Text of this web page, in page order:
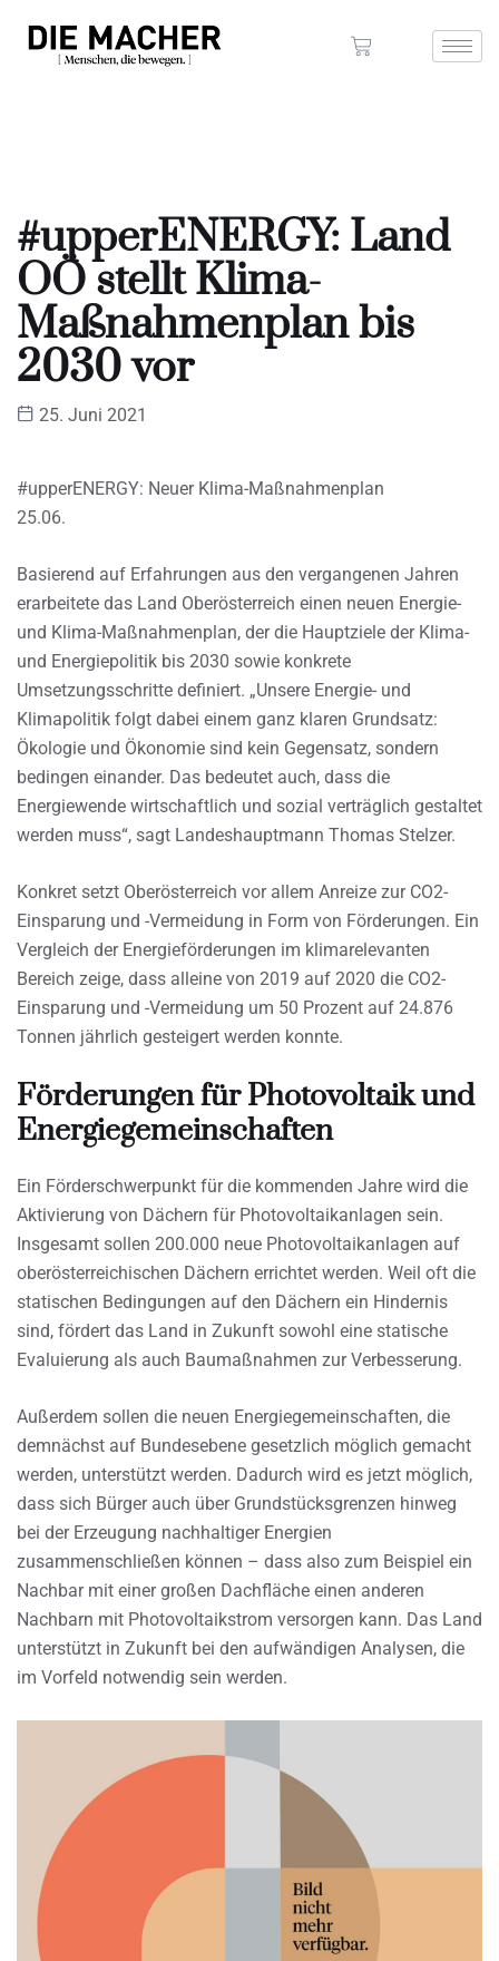
#upperENERGY: Land
OÖ stellt Klima-
Maßnahmenplan bis
2030 vor
25. Juni 2021
#upperENERGY: Neuer Klima-Maßnahmenplan
25.06.
Basierend auf Erfahrungen aus den vergangenen Jahren
erarbeitete das Land Oberösterreich einen neuen Energie-
und Klima-Maßnahmenplan, der die Hauptziele der Klima-
und Energiepolitik bis 2030 sowie konkrete
Umsetzungsschritte definiert. „Unsere Energie- und
Klimapolitik folgt dabei einem ganz klaren Grundsatz:
Ökologie und Ökonomie sind kein Gegensatz, sondern
bedingen einander. Das bedeutet auch, dass die
Energiewende wirtschaftlich und sozial verträglich gestaltet
werden muss“, sagt Landeshauptmann Thomas Stelzer.
Konkret setzt Oberösterreich vor allem Anreize zur CO2-
Einsparung und -Vermeidung in Form von Förderungen. Ein
Vergleich der Energieförderungen im klimarelevanten
Bereich zeige, dass alleine von 2019 auf 2020 die CO2-
Einsparung und -Vermeidung um 50 Prozent auf 24.876
Tonnen jährlich gesteigert werden konnte.
Förderungen für Photovoltaik und
Energiegemeinschaften
Ein Förderschwerpunkt für die kommenden Jahre wird die
Aktivierung von Dächern für Photovoltaikanlagen sein.
Insgesamt sollen 200.000 neue Photovoltaikanlagen auf
oberösterreichischen Dächern errichtet werden. Weil oft die
statischen Bedingungen auf den Dächern ein Hindernis
sind, fördert das Land in Zukunft sowohl eine statische
Evaluierung als auch Baumaßnahmen zur Verbesserung.
Außerdem sollen die neuen Energiegemeinschaften, die
demnächst auf Bundesebene gesetzlich möglich gemacht
werden, unterstützt werden. Dadurch wird es jetzt möglich,
dass sich Bürger auch über Grundstücksgrenzen hinweg
bei der Erzeugung nachhaltiger Energien
zusammenschließen können – dass also zum Beispiel ein
Nachbar mit einer großen Dachfläche einen anderen
Nachbarn mit Photovoltaikstrom versorgen kann. Das Land
unterstützt in Zukunft bei den aufwändigen Analysen, die
im Vorfeld notwendig sein werden.